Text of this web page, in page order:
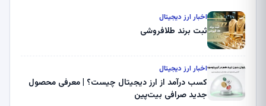
اخبار ارز دیجیتال
ثبت برند طلافروشی
اخبار ارز دیجیتال
کسب درآمد از ارز دیجیتال چیست؟ | معرفی محصول
جدید صرافی بیت‌پین